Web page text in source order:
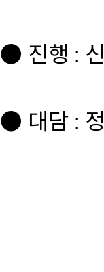
● 진행 :
● 대담 :